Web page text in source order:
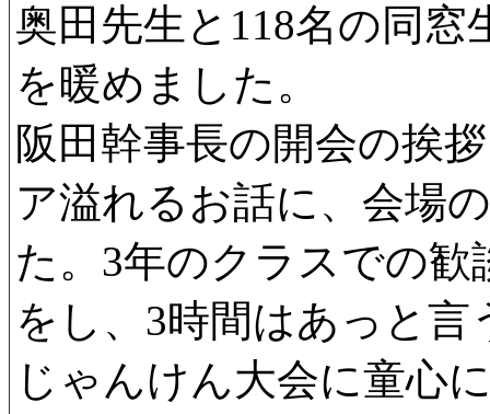
奥田先生と118名の同
を暖めました。
阪田幹事長の開会の挨
ア溢れるお話に、会場
た。3年のクラスでの
をし、3時間はあっと
じゃんけん大会に童心